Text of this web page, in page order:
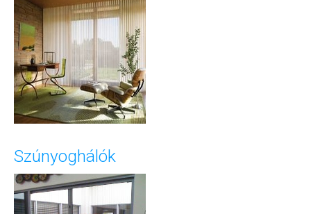
Szúnyoghálók